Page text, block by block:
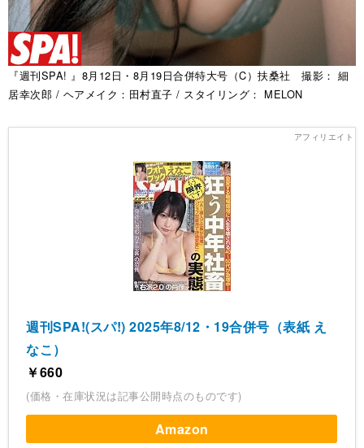
『週刊SPA! 』8月12日・8月19日合併特大号（C）扶桑社 撮影： 細
居幸次郎 / ヘアメイク：田村直子 / スタイリング： MELON
週刊SPA!(スパ!) 2025年8/12・19合併号（表紙 え
なこ）
￥660
(価格・在庫状況は記事公開時点のものです)
Amazon